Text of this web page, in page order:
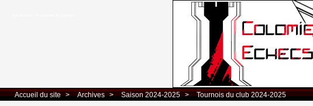
Accueil du site > Archives > Saison 2024-2025 > Tournois du club 2024-2025